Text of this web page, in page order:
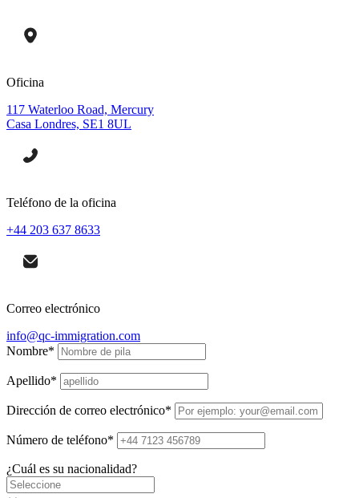
Oficina
117 Waterloo Road, Mercury
Casa Londres, SE1 8UL
Teléfono de la oficina
+44 203 637 8633
Correo electrónico
info@qc-immigration.com
Nombre*
Apellido*
Dirección de correo electrónico*
Número de teléfono*
¿Cuál es su nacionalidad?